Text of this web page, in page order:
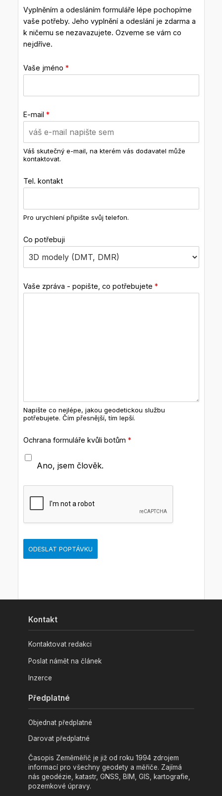
Vyplněním a odesláním formuláře lépe pochopíme
vaše potřeby. Jeho vyplnění a odeslání je zdarma a
k ničemu se nezavazujete. Ozveme se vám co
nejdříve.
Vaše jméno *
E-mail *
Váš skutečný e-mail, na kterém vás dodavatel může
kontaktovat.
Tel. kontakt
Pro urychlení připište svůj telefon.
Co potřebuji
Vaše zpráva - popište, co potřebujete *
Napište co nejlépe, jakou geodetickou službu
potřebujete. Čím přesnější, tím lepší.
Ochrana formuláře kvůli botům *
Ano, jsem člověk.
ODESLAT POPTÁVKU
Kontakt
Kontaktovat redakci
Poslat námět na článek
Inzerce
Předplatné
Objednat předplatné
Darovat předplatné
Časopis Zeměměřič je již od roku 1994 zdrojem
informací pro všechny geodety a měřiče. Zajímá
nás geodézie, katastr, GNSS, BIM, GIS, kartografie,
pozemkové úpravy.